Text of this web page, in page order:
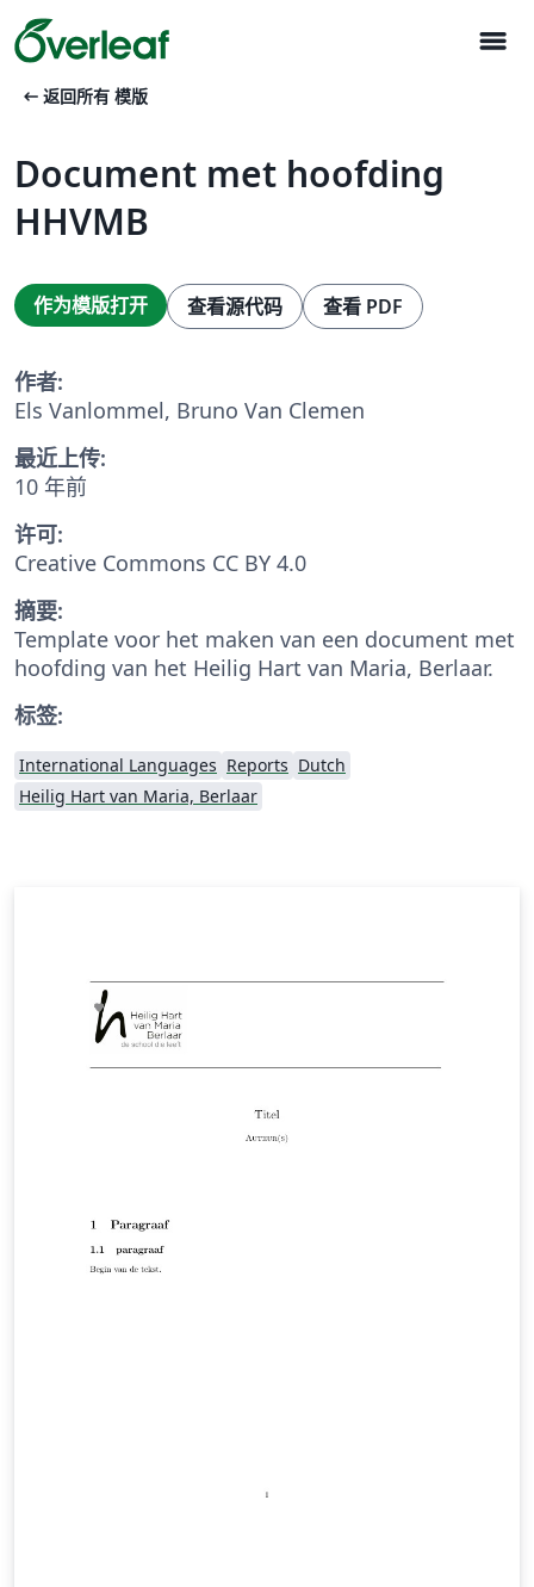
menu
arrow_left_alt 返回所有 模版
Document met hoofding
HHVMB
作为模版打开 查看源代码 查看 PDF
作者:
Els Vanlommel, Bruno Van Clemen
最近上传:
10 年前
许可:
Creative Commons CC BY 4.0
摘要:
Template voor het maken van een document met
hoofding van het Heilig Hart van Maria, Berlaar.
标签:
International Languages Reports Dutch
Heilig Hart van Maria, Berlaar